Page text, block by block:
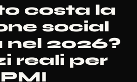
costa la
social
nel 2026?
reali per
PMI